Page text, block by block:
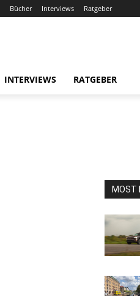
Bücher Interviews Ratgeber
INTERVIEWS RATGEBER
MOST